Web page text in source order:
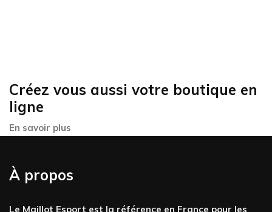
Créez vous aussi votre boutique en
ligne
En savoir plus
À propos
Le Maillot Esport est la référence en France pour les